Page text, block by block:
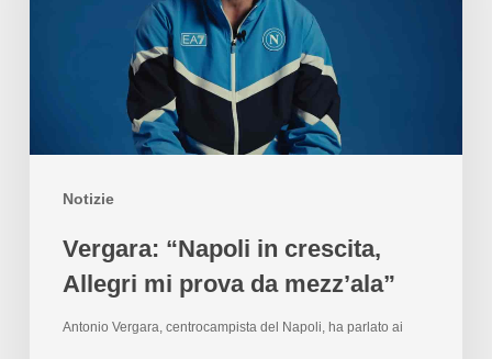
Notizie
Vergara: “Napoli in crescita,
Allegri mi prova da mezz’ala”
Antonio Vergara, centrocampista del Napoli, ha parlato ai